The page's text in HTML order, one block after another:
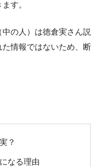
す。
の人）は徳倉実さん説
情報ではないため、断
？
なる理由